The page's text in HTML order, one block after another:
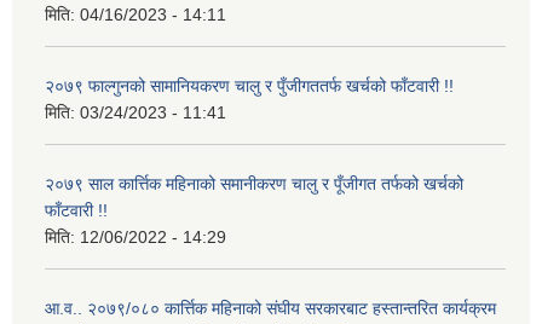
मिति: 04/16/2023 - 14:11
२०७९ फाल्गुनको सामानियकरण चालु र पुँजीगततर्फ खर्चको फाँटवारी !!
मिति: 03/24/2023 - 11:41
२०७९ साल कार्त्तिक महिनाको समानीकरण चालु र पूँजीगत तर्फको खर्चको
फाँटवारी !!
मिति: 12/06/2022 - 14:29
आ.व.. २०७९/०८० कार्त्तिक महिनाको संघीय सरकारबाट हस्तान्तरित कार्यक्रम